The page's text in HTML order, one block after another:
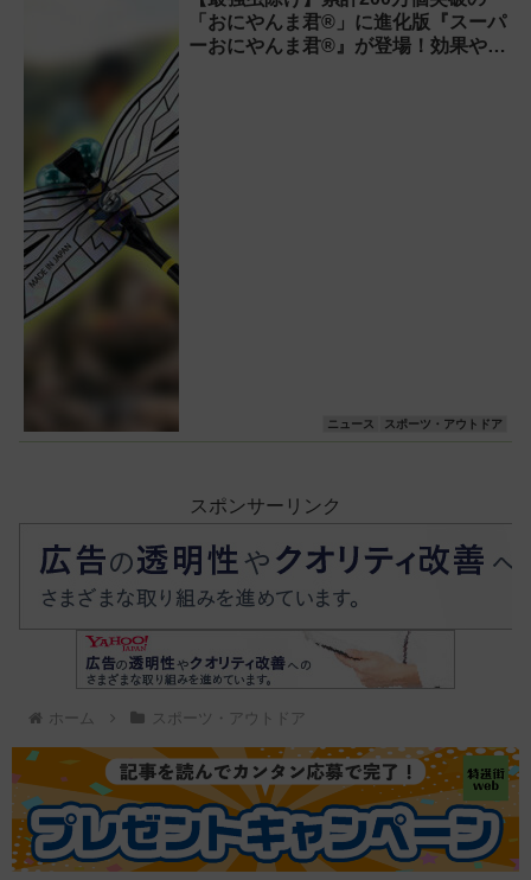
さ」「足つきの良
さ」
「ブルーサイダ
ー」ほか
「おにやんま君®」に進化版『スーパ
ーおにやんま君®』が登場！効果や違
ニュース スポーツ・アウトドア
スポンサーリンク
ホーム スポーツ・アウトドア